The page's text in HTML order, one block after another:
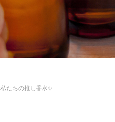
私たちの推し香水✨